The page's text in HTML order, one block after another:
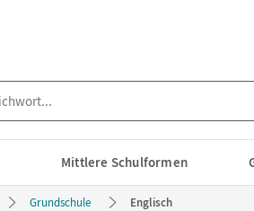
Mittlere Schulformen
Grundschule Englisch